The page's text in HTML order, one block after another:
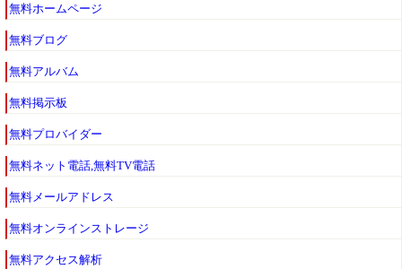
無料ホームページ
無料ブログ
無料アルバム
無料掲示板
無料プロバイダー
無料ネット電話,無料TV電話
無料メールアドレス
無料オンラインストレージ
無料アクセス解析